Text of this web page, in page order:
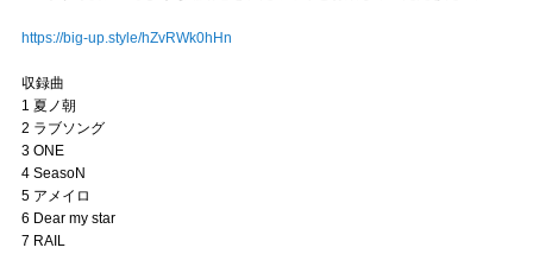
https://big-up.style/hZvRWk0hHn
収録曲
1 夏ノ朝
2 ラブソング
3 ONE
4 SeasoN
5 アメイロ
6 Dear my star
7 RAIL